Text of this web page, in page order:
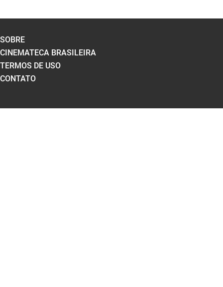
SOBRE
CINEMATECA BRASILEIRA
TERMOS DE USO
CONTATO